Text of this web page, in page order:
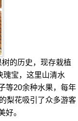
的历史，现存栽植
瑰宝，这里山清水
等20余种水果，每年
梨花吸引了众多游客
好。